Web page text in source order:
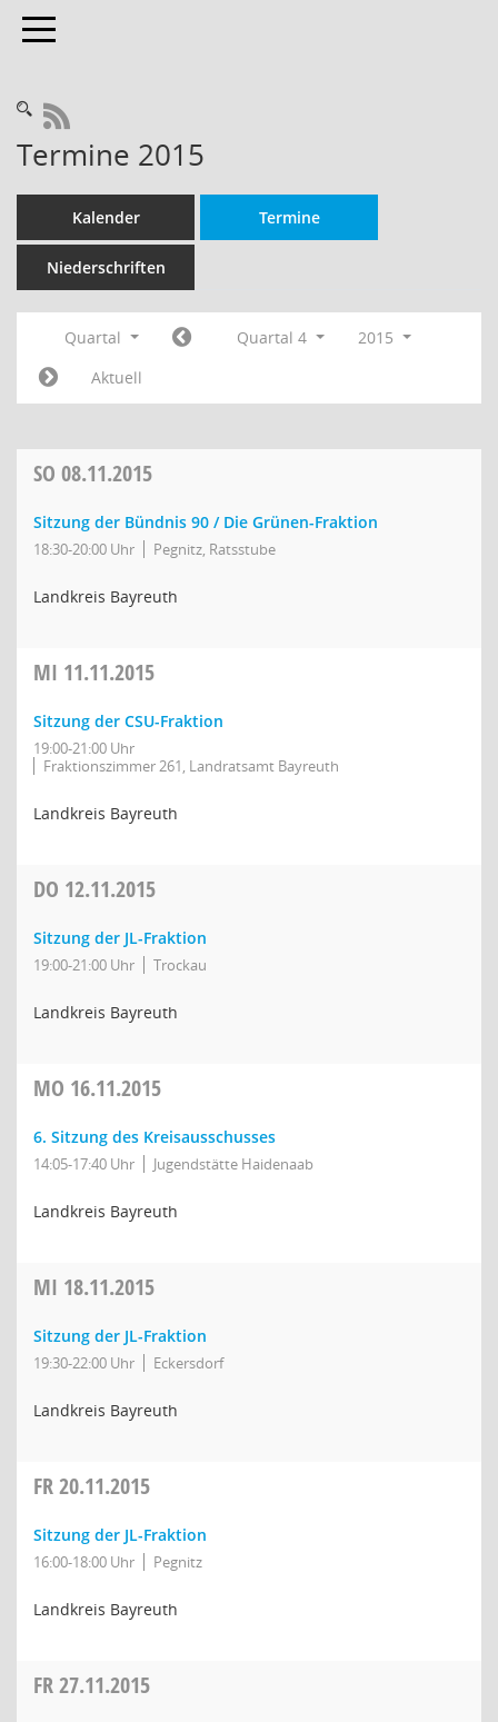
Toggle navigation
RSS-Feed
Termine 2015
Kalender Termine
Niederschriften
Quartal Quartal 4
2015
Aktuell
SO 08.11.2015
Sitzung der Bündnis 90 / Die Grünen-Fraktion
18:30-20:00 Uhr Pegnitz, Ratsstube
Landkreis Bayreuth
MI 11.11.2015
Sitzung der CSU-Fraktion
19:00-21:00 Uhr
Fraktionszimmer 261, Landratsamt Bayreuth
Landkreis Bayreuth
DO 12.11.2015
Sitzung der JL-Fraktion
19:00-21:00 Uhr Trockau
Landkreis Bayreuth
MO 16.11.2015
6. Sitzung des Kreisausschusses
14:05-17:40 Uhr Jugendstätte Haidenaab
Landkreis Bayreuth
MI 18.11.2015
Sitzung der JL-Fraktion
19:30-22:00 Uhr Eckersdorf
Landkreis Bayreuth
FR20.11.2015
Sitzung der JL-Fraktion
16:00-18:00 Uhr Pegnitz
Landkreis Bayreuth
FR27.11.2015